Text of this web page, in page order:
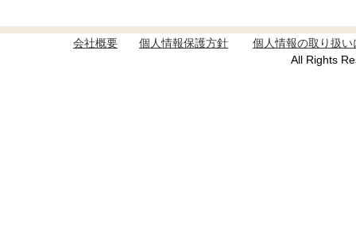
会社概要 個人情報保護方針
個人情報の取り扱い
All Rights